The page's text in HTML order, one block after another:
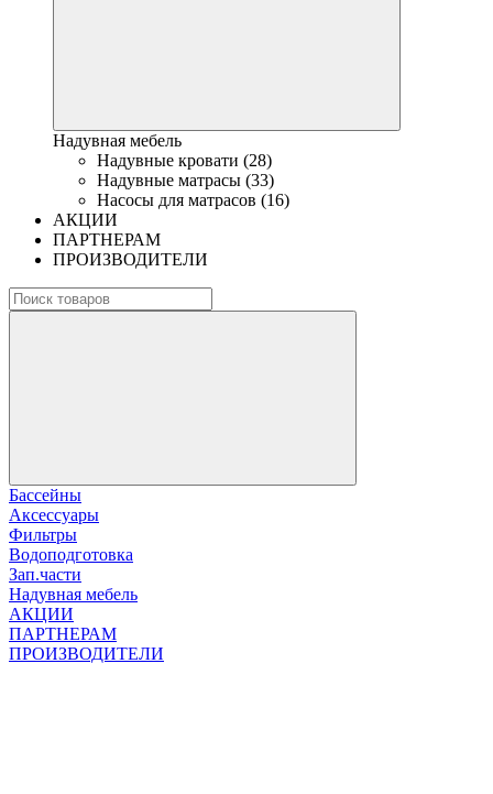
Надувная мебель
Надувные кровати (28)
Надувные матрасы (33)
Насосы для матрасов (16)
АКЦИИ
ПАРТНЕРАМ
ПРОИЗВОДИТЕЛИ
Бассейны
Аксессуары
Фильтры
Водоподготовка
Зап.части
Надувная мебель
АКЦИИ
ПАРТНЕРАМ
ПРОИЗВОДИТЕЛИ